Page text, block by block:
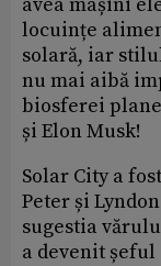
locuințe
solară, iar
nu mai aibă
biosferei
și Elon Musk!
Solar City a
Peter și
sugestia
a devenit șeful